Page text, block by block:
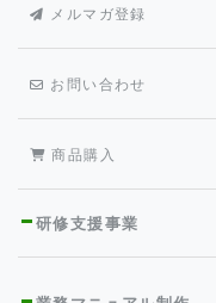
メルマガ登録
お問い合わせ
商品購入
研修支援事業